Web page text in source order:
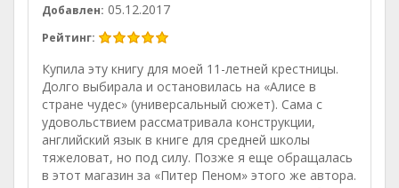
Добавлен: 05.12.2017
Рейтинг:
Купила эту книгу для моей 11-летней крестницы.
Долго выбирала и остановилась на «Алисе в
стране чудес» (универсальный сюжет). Сама с
удовольствием рассматривала конструкции,
английский язык в книге для средней школы
тяжеловат, но под силу. Позже я еще обращалась
в этот магазин за «Питер Пеном» этого же автора.